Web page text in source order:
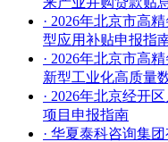
· 2026年北京市高
型应用补贴申报指
· 2026年北京市高
新型工业化高质量
· 2026年北京经开
项目申报指南
· 华夏泰科咨询集